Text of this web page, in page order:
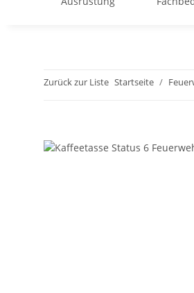
Zurück zur Liste Startseite